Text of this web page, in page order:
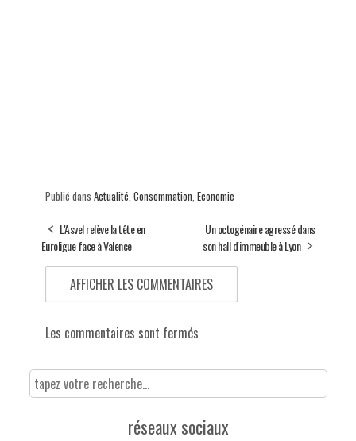
Publié dans Actualité, Consommation, Economie
L'Asvel relève la tête en
Euroligue face à Valence
Un octogénaire agressé dans
son hall d'immeuble à Lyon
AFFICHER LES COMMENTAIRES
Les commentaires sont fermés
réseaux sociaux